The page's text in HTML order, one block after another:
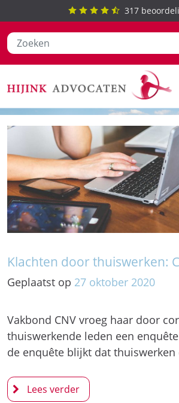
naar
de
317
zorgplicht werkgever
Klachten door thuiswerken:
Geplaatst op 27 oktober 2020
Vakbond CNV vroeg haar door
thuiswerkende leden een
de enquête blijkt dat thuiswerken